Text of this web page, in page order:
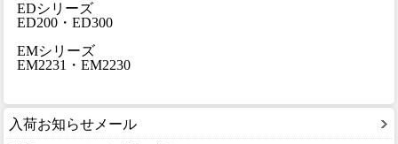
EDシリーズ
ED200・ED300
EMシリーズ
EM2231・EM2230
入荷お知らせメール